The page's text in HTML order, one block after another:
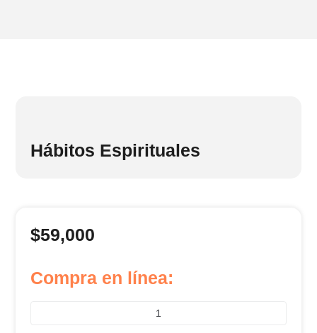
Hábitos Espirituales
$59,000
Compra en línea: